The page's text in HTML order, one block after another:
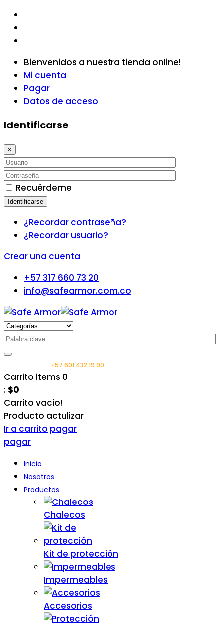
Bienvenidos a nuestra tienda online!
Mi cuenta
Pagar
Datos de acceso
Identificarse
×
Recuérdeme
Identificarse
¿Recordar contraseña?
¿Recordar usuario?
Crear una cuenta
+57 317 660 73 20
info@safearmor.com.co
+57 601 432 19 90
Carrito items 0
: $0
Carrito vacio!
Producto actulizar
Ir a carrito pagar
pagar
Inicio
Nosotros
Productos
Chalecos
Kit de protección
Impermeables
Accesorios